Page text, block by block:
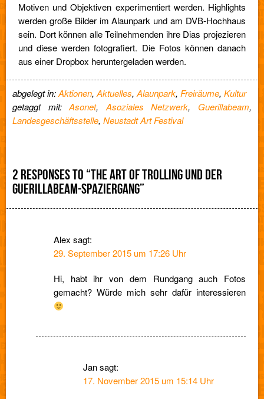
Motiven und Objektiven experimentiert werden. Highlights
werden große Bilder im Alaunpark und am DVB-Hochhaus
sein. Dort können alle Teilnehmenden ihre Dias projezieren
und diese werden fotografiert. Die Fotos können danach
aus einer Dropbox heruntergeladen werden.
abgelegt in:Aktionen, Aktuelles, Alaunpark, Freiräume, Kultur
getaggt mit:Asonet, Asoziales Netzwerk, Guerillabeam,
Landesgeschäftsstelle, Neustadt Art Festival
2 RESPONSES TO “THE ART OF TROLLING UND DER
GUERILLABEAM-SPAZIERGANG”
Alex sagt:
29. September 2015 um 17:26 Uhr
Hi, habt ihr von dem Rundgang auch Fotos
gemacht? Würde mich sehr dafür interessieren
Jansagt:
17. November 2015 um 15:14 Uhr